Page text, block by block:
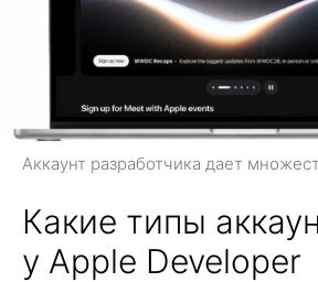
Аккаунт разработчика дает
Какие типы
у Apple Developer